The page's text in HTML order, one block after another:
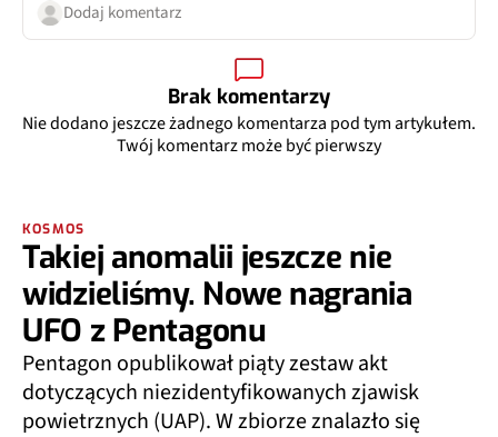
Dodaj komentarz
Brak komentarzy
Nie dodano jeszcze żadnego komentarza pod tym artykułem.
Twój komentarz może być pierwszy
KOSMOS
Takiej anomalii jeszcze nie
widzieliśmy. Nowe nagrania
UFO z Pentagonu
Pentagon opublikował piąty zestaw akt
dotyczących niezidentyfikowanych zjawisk
powietrznych (UAP). W zbiorze znalazło się